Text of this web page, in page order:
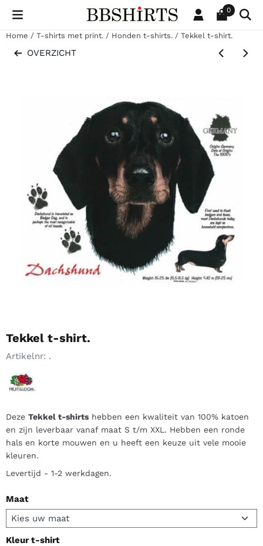
Cookievoorkeuren zijn beschikbaar. Kies instellingen of sta
0
Home / T-shirts met print. / Honden t-shirts. / Tekkel t-shirt.
OVERZICHT
Tekkel t-shirt.
Artikelnr: .
Deze Tekkel t-shirts hebben een kwaliteit van 100% katoen
en zijn leverbaar vanaf maat S t/m XXL. Hebben een ronde
hals en korte mouwen en u heeft een keuze uit vele mooie
kleuren.
Levertijd - 1-2 werkdagen.
Maat
Kleur t-shirt